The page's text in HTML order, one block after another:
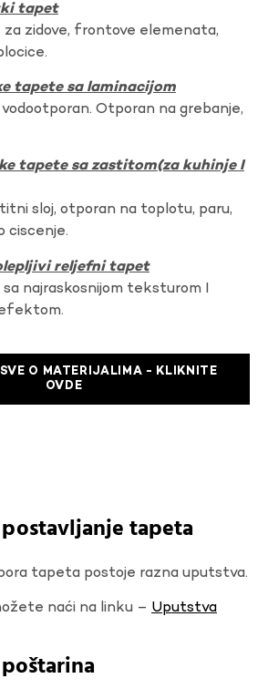
tapet
za zidove, frontove elemenata,
tapete sa laminacijom
Otporan na grebanje,
tapete sa zastitom(za kuhinje I
sloj, otporan na toplotu, paru,
ciscenje.
reljefni tapet
najraskosnijom teksturom I
O MATERIJALIMA - KLIKNITE
OVDE
tapeta
tapeta postoje razna uputstva.
naći na linku – Uputstva